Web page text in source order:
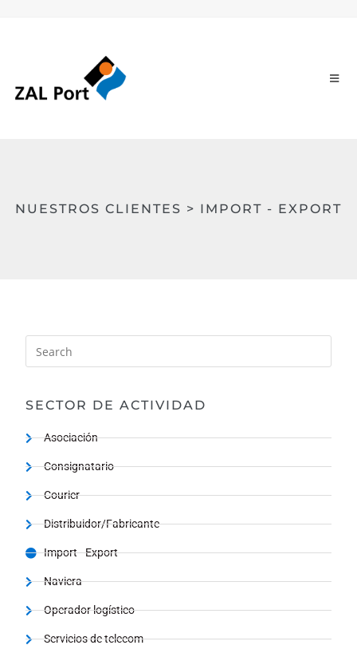
NUESTROS CLIENTES > IMPORT - EXPORT
SECTOR DE ACTIVIDAD
Asociación
Consignatario
Courier
Distribuidor/Fabricante
Import - Export
Naviera
Operador logístico
Servicios de telecom